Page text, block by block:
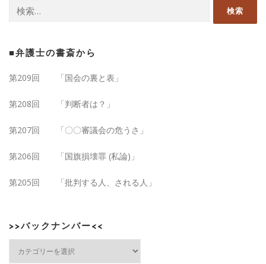
シ
索:
■弁護士の書斎から
第209回 「国会の裏と表」
第208回 「判断者は？」
第207回 「〇〇審議会の危うさ」
第206回 「国旗損壊罪 (私論)」
第205回 「批判する人、される人」
>>バックナンバー<<